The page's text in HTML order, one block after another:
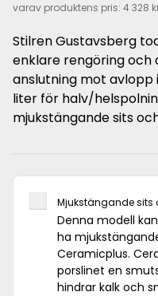
varav produktens pris: 4 328
Stilren Gustavsberg
enklare rengöring och
anslutning mot avlopp
liter för halv/
mjukstängande sits
Mjukstängande sits
Denna modell
ha
Ceramicplus.
porslinet en
hindrar kalk och